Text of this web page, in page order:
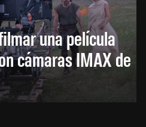
una película
cámaras IMAX de